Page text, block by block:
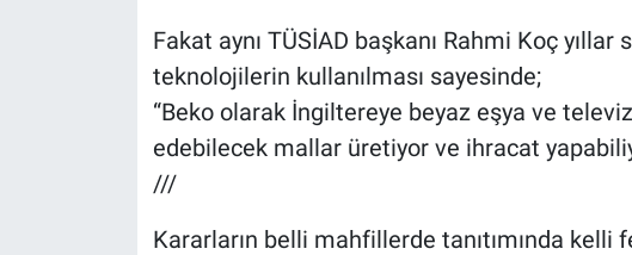
Fakat aynı TÜSİAD başkanı Rahmi Koç
teknolojilerin kullanılması sayesinde;
“Beko olarak İngiltereye beyaz eşya ve
edebilecek mallar üretiyor ve ihracat
///
Kararların belli mahfillerde tanıtımında kelli